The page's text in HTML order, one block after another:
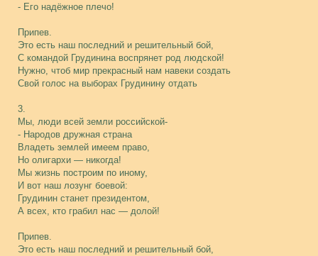
- Его надёжное плечо!
Припев.
Это есть наш последний и решительный бой,
С командой Грудинина воспрянет род людской!
Нужно, чтоб мир прекрасный нам навеки создать
Свой голос на выборах Грудинину отдать
3.
Мы, люди всей земли российской-
- Народов дружная страна
Владеть землей имеем право,
Но олигархи — никогда!
Мы жизнь построим по иному,
И вот наш лозунг боевой:
Грудинин станет президентом,
А всех, кто грабил нас — долой!
Припев.
Это есть наш последний и решительный бой,